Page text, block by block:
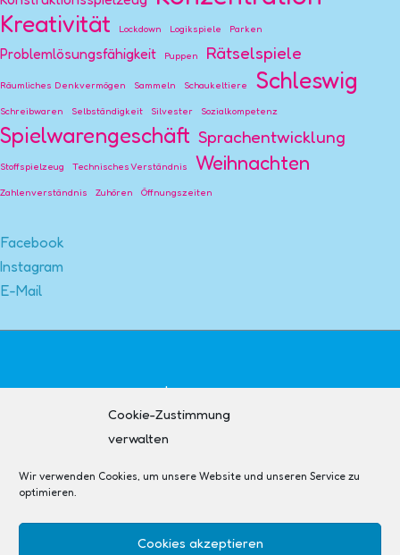
Cookie-Zustimmung
verwalten
Wir verwenden Cookies, um unsere Website und unseren Service zu
optimieren.
Cookies akzeptieren
Kreativität Lockdown Logikspiele Parken
Problemlösungsfähigkeit Puppen Rätselspiele
Räumliches Denkvermögen Sammeln Schaukeltiere Schleswig
Schreibwaren Selbständigkeit Silvester Sozialkompetenz
Spielwarengeschäft Sprachentwicklung
Stoffspielzeug Technisches Verständnis Weihnachten
Zahlenverständnis Zuhören Öffnungszeiten
Facebook
Instagram
E-Mail
Impressum
Kontakt
AGB + Widerruf